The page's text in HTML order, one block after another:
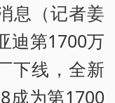
息（记者姜
迪第1700万
下线，全新
成为第1700